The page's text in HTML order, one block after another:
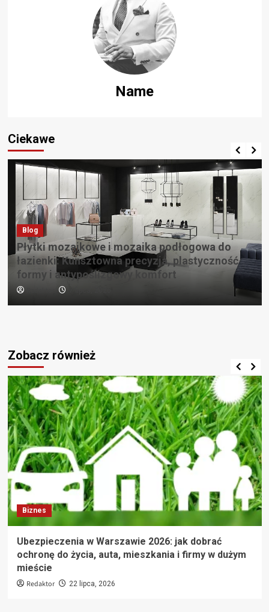
Name
Ciekawe
Blog
Płytki mozaikowe i mozaika podłogowa do
łazienki: Kunsztowna precyzja, plastyczność
formy i antypoślizgowy komfort
Zobacz również
Biznes
Ubezpieczenia w Warszawie 2026: jak dobrać
ochronę do życia, auta, mieszkania i firmy w dużym
mieście
Redaktor 22 lipca, 2026